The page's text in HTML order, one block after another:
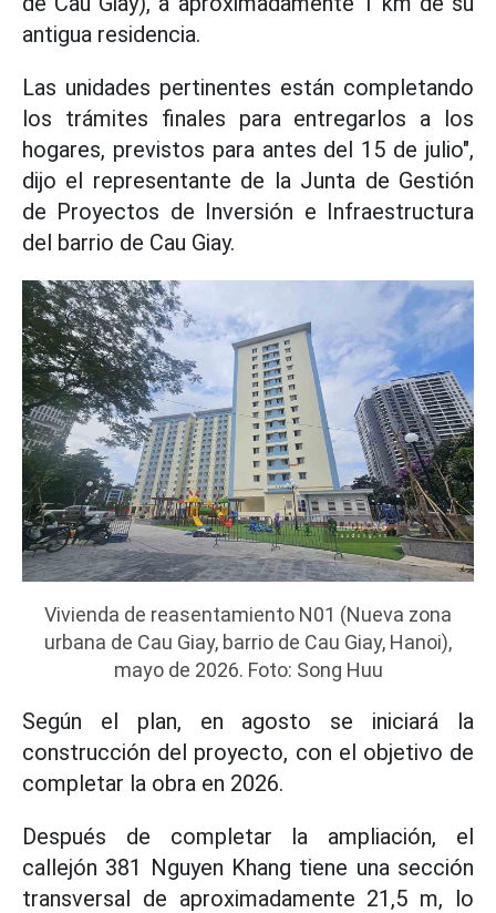
antigua residencia.
Las unidades pertinentes están completando
los trámites finales para entregarlos a los
hogares, previstos para antes del 15 de julio",
dijo el representante de la Junta de Gestión
de Proyectos de Inversión e Infraestructura
del barrio de Cau Giay.
Vivienda de reasentamiento N01 (Nueva zona
urbana de Cau Giay, barrio de Cau Giay, Hanoi),
mayo de 2026. Foto: Song Huu
Según el plan, en agosto se iniciará la
construcción del proyecto, con el objetivo de
completar la obra en 2026.
Después de completar la ampliación, el
callejón 381 Nguyen Khang tiene una sección
transversal de aproximadamente 21,5 m, lo